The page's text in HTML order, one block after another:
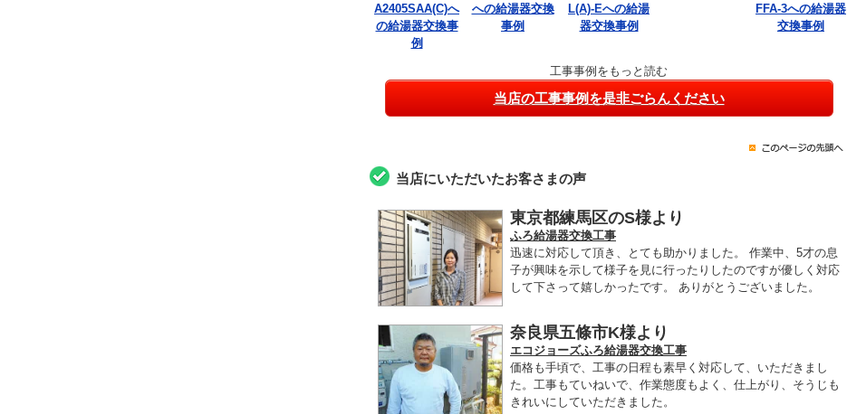
A2405SAA(C)へ
の給湯器交換事
例
への給湯器交換
事例
L(A)-Eへの給湯
器交換事例
FFA-3への給湯器
交換事例
工事事例をもっと読む
当店の工事事例を是非ごらんください
当店にいただいたお客さまの声
東京都練馬区のS様より
ふろ給湯器交換工事
迅速に対応して頂き、とても助かりました。 作業中、5才の息
子が興味を示して様子を見に行ったりしたのですが優しく対応
して下さって嬉しかったです。 ありがとうございました。
奈良県五條市K様より
エコジョーズふろ給湯器交換工事
価格も手頃で、工事の日程も素早く対応して、いただきまし
た。工事もていねいで、作業態度もよく、仕上がり、そうじも
きれいにしていただきました。